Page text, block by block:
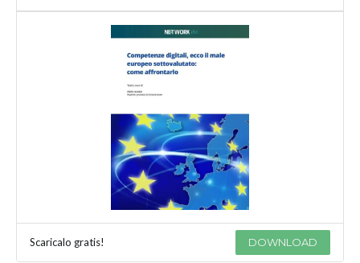
Scaricalo gratis! DOWNLOAD